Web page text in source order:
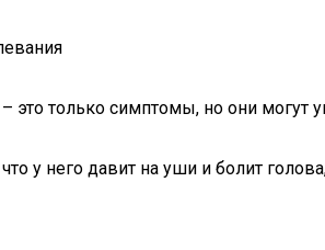
это только симптомы, но они могут
у него давит на уши и болит